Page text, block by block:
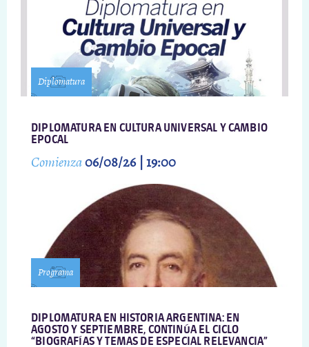
Diplomatura
DIPLOMATURA EN CULTURA UNIVERSAL Y CAMBIO
EPOCAL
Comienza06/08/26 | 19:00
Programa
DIPLOMATURA EN HISTORIA ARGENTINA: EN
AGOSTO Y SEPTIEMBRE, CONTINÚA EL CICLO
“BIOGRAFÍAS Y TEMAS DE ESPECIAL RELEVANCIA”